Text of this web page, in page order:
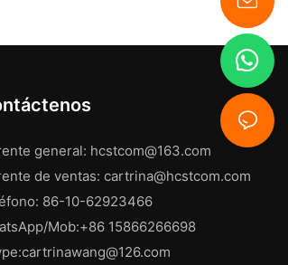
general: hcstcom@163.com
de ventas: cartrina@hcstcom.com
86-10-62923466
Mob:+86 15866266698